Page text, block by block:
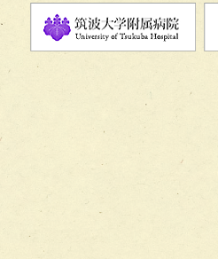
チーム09【術前から始
ム】
チーム10【包括的リハ
チーム11【摂食・嚥下